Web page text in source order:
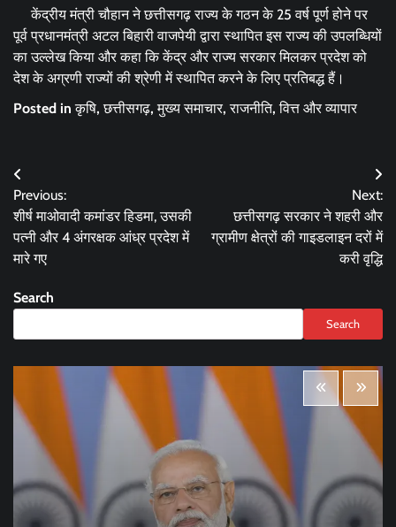
केंद्रीय मंत्री चौहान ने छत्तीसगढ़ राज्य के गठन के 25 वर्ष पूर्ण होने पर
पूर्व प्रधानमंत्री अटल बिहारी वाजपेयी द्वारा स्थापित इस राज्य की उपलब्धियों
का उल्लेख किया और कहा कि केंद्र और राज्य सरकार मिलकर प्रदेश को
देश के अग्रणी राज्यों की श्रेणी में स्थापित करने के लिए प्रतिबद्ध हैं।
Posted inकृषि,छत्तीसगढ़,मुख्य समाचार,राजनीति,वित्त और व्यापार
Post
navigation
Previous:
शीर्ष माओवादी कमांडर हिडमा, उसकी
पत्नी और 4 अंगरक्षक आंध्र प्रदेश में
मारे गए
Next:
छत्तीसगढ़ सरकार ने शहरी और
ग्रामीण क्षेत्रों की गाइडलाइन दरों में
करी वृद्धि
Search
Search